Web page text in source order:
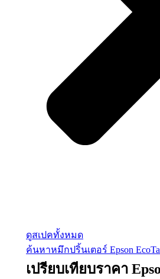
ดูสเปคทั้งหมด
ค้นหาหมึกปริ้นเตอร์ Epson
เปรียบเทียบราคา